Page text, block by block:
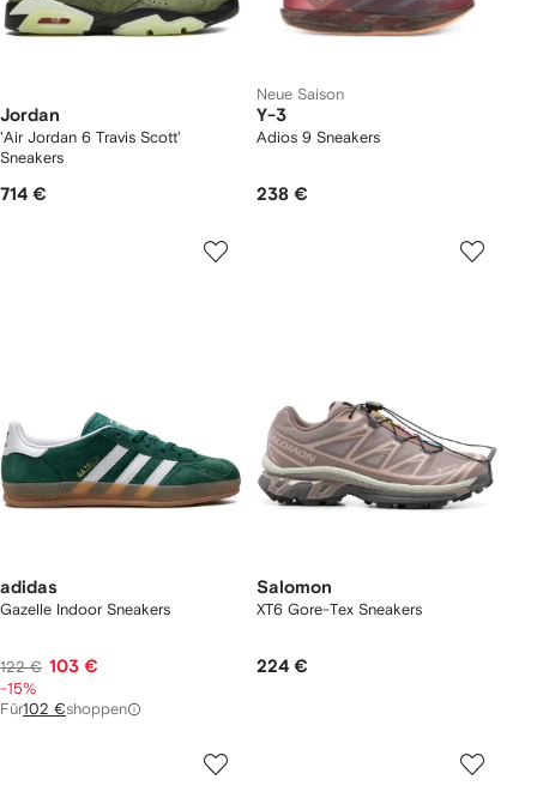
Jordan
'Air Jordan 6 Travis Scott'
Sneakers
714 €
Neue Saison
Y-3
Adios 9 Sneakers
238 €
adidas
Gazelle Indoor Sneakers
122 € 103 €
-15%
Für102 €shoppen
Salomon
XT6 Gore-Tex Sneakers
224 €